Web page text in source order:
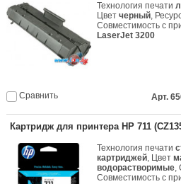
Технология печати
Цветчерный,
Совместимость с
LaserJet 3200
Сравнить Арт.
Картридж для принтера HP 711
Технология печати
картриджей, Цвет
водорастворимые,
Совместимость с